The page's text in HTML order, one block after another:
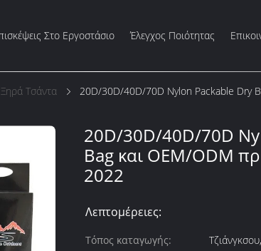
Στο Εργοστάσιο Έλεγχος Ποιότητας
Τσάντα 20D/30D/40D/70D Nylon Packable Dry
20D/30D/40D/70D
Bag και OEM/ODM
2022
Λεπτομέρειες:
Τόπος καταγωγής: